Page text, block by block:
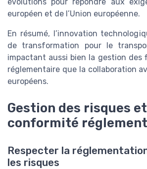
européen et de l’Union européenne.
En résumé, l’innovation
de transformation pour le
impactant aussi bien la gestion des
réglementaire que la collaboration
européens.
Gestion des risques et
conformité
Respecter la
les risques